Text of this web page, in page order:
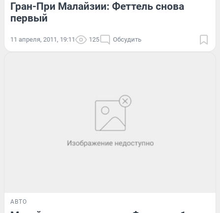
Гран-При Малайзии: Феттель снова
первый
11 апреля, 2011, 19:11 125 Обсудить
АВТО